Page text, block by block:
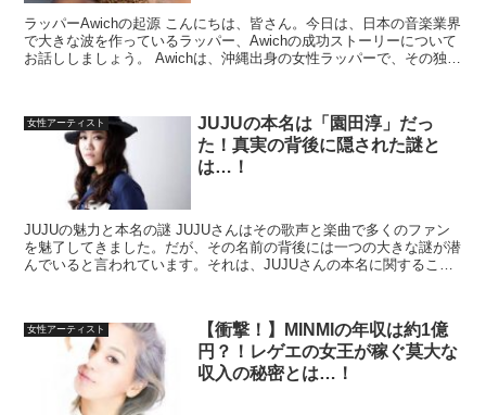
ラッパーAwichの起源 こんにちは、皆さん。今日は、日本の音楽業界
で大きな波を作っているラッパー、Awichの成功ストーリーについて
お話ししましょう。 Awichは、沖縄出身の女性ラッパーで、その独特
女性アーティスト
JUJUの本名は「園田淳」だっ
た！真実の背後に隠された謎と
は…！
JUJUの魅力と本名の謎 JUJUさんはその歌声と楽曲で多くのファン
を魅了してきました。だが、その名前の背後には一つの大きな謎が潜
んでいると言われています。それは、JUJUさんの本名に関するこ
女性アーティスト
【衝撃！】MINMIの年収は約1億
円？！レゲエの女王が稼ぐ莫大な
収入の秘密とは…！